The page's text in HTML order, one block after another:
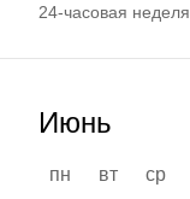
24-часовая неделя
Июнь
пн вт ср